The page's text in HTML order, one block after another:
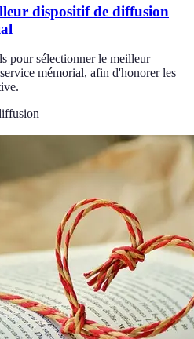
dispositif de diffusion
pour sélectionner le meilleur
mémorial, afin d'honorer les